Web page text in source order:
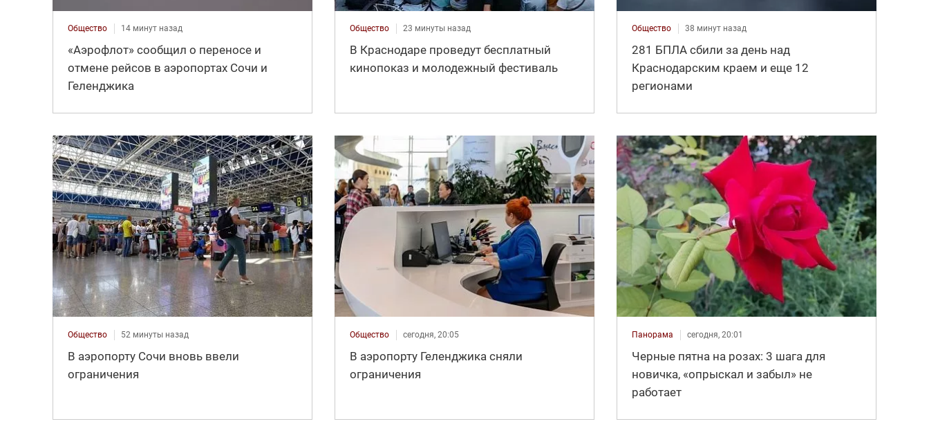
Общество 14 минут назад
«Аэрофлот» сообщил о переносе и
отмене рейсов в аэропортах Сочи и
Геленджика
Общество 23 минуты назад
В Краснодаре проведут бесплатный
кинопоказ и молодежный фестиваль
Общество 38 минут назад
281 БПЛА сбили за день над
Краснодарским краем и еще 12
регионами
Общество 52 минуты назад
В аэропорту Сочи вновь ввели
ограничения
Общество сегодня, 20:05
В аэропорту Геленджика сняли
ограничения
Панорама сегодня, 20:01
Черные пятна на розах: 3 шага для
новичка, «опрыскал и забыл» не
работает